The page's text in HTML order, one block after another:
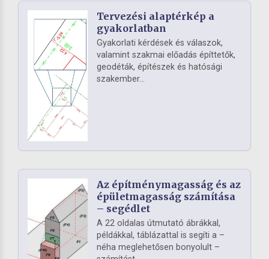
Tervezési alaptérkép a
gyakorlatban
Gyakorlati kérdések és válaszok,
valamint szakmai előadás építtetők,
geodéták, építészek és hatósági
szakember...
Az építménymagasság és az
épületmagasság számítása
– segédlet
A 22 oldalas útmutató ábrákkal,
példákkal, táblázattal is segíti a –
néha meglehetősen bonyolult –